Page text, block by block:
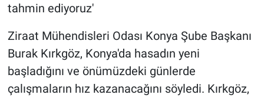
tahmin ediyoruz'
Ziraat Mühendisleri Odası Konya Şube Başkanı
Burak Kırkgöz, Konya'da hasadın yeni
başladığını ve önümüzdeki günlerde
çalışmaların hız kazanacağını söyledi. Kırkgöz,